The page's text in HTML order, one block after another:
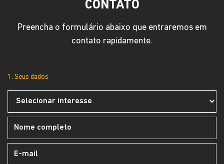
CONTATO
Preencha o formulário abaixo que entraremos em
contato rapidamente.
1. Seus dados